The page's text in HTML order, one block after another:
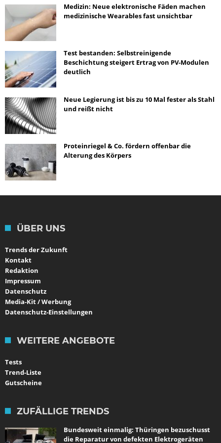
Medizin: Neue elektronische Fäden machen
medizinische Wearables fast unsichtbar
Test bestanden: Selbstreinigende
Beschichtung steigert Ertrag von PV-Modulen
deutlich
Neue Legierung ist bis zu 10 Mal fester als Stahl
und reißt nicht
Proteinriegel & Co. fördern offenbar die
Alterung des Körpers
ÜBER UNS
Trends der Zukunft
Kontakt
Redaktion
Impressum
Datenschutz
Media-Kit / Werbung
Datenschutz-Einstellungen
WEITERE ANGEBOTE
Tests
Trend-Liste
Gutscheine
ZUFÄLLIGE TRENDS
Bundesweit einmalig: Thüringen bezuschusst
die Reparatur von defekten Elektrogeräten